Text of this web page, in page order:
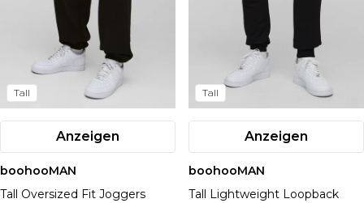
Tall
Anzeigen
boohooMAN
Tall Oversized Fit Joggers
Tall
Anzeigen
boohooMAN
Tall Lightweight Loopback